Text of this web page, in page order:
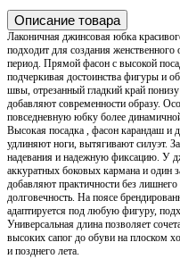
Описание товара
Лаконичная джинсовая юбка
подходит для создания
период. Прямой фасон с высокой
подчеркивая достоинства фигуры и
швы, отрезанный гладкий край
добавляют современности образу.
повседневную юбку более
Высокая посадка , фасон карандаш и
удлиняют ноги, вытягивают силуэт.
надевания и надежную фиксацию. У
аккуратных боковых кармана и один
добавляют практичности без
долговечность. На поясе
адаптируется под любую фигуру,
Универсальная длина позволяет
высоких сапог до обуви на плоском
и позднего лета.